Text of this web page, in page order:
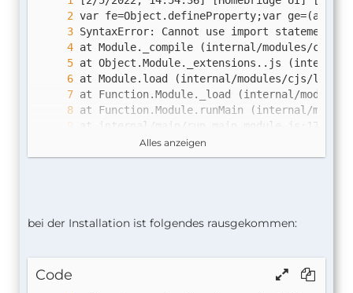
Alles anzeigen
bei der Installation ist folgendes rausgekommen:
Code